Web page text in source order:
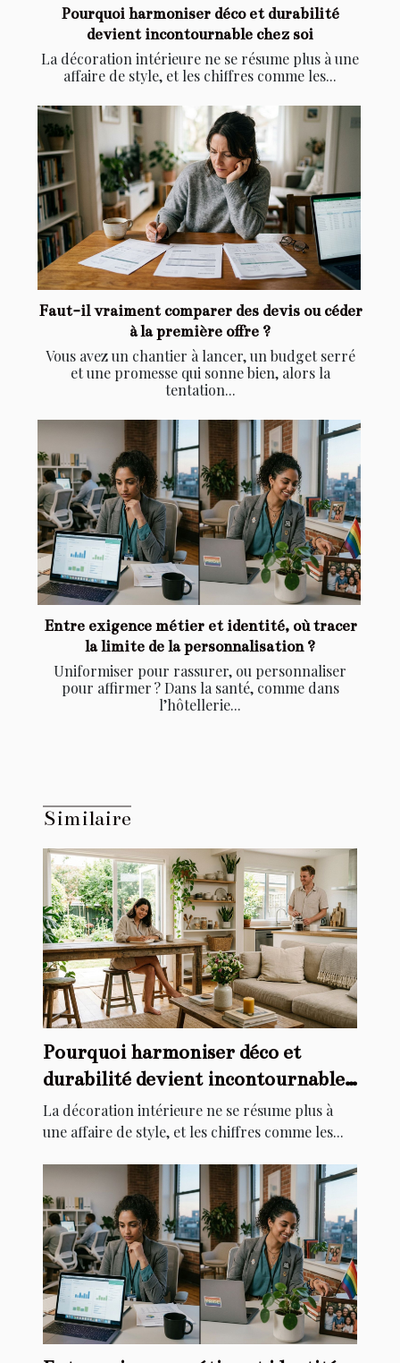
Pourquoi harmoniser déco et durabilité
devient incontournable chez soi
La décoration intérieure ne se résume plus à une
affaire de style, et les chiffres comme les...
Faut-il vraiment comparer des devis ou céder
à la première offre ?
Vous avez un chantier à lancer, un budget serré
et une promesse qui sonne bien, alors la
tentation...
Entre exigence métier et identité, où tracer
la limite de la personnalisation ?
Uniformiser pour rassurer, ou personnaliser
pour affirmer ? Dans la santé, comme dans
l’hôtellerie...
Similaire
Pourquoi harmoniser déco et
durabilité devient incontournable
chez soi
La décoration intérieure ne se résume plus à
une affaire de style, et les chiffres comme les...